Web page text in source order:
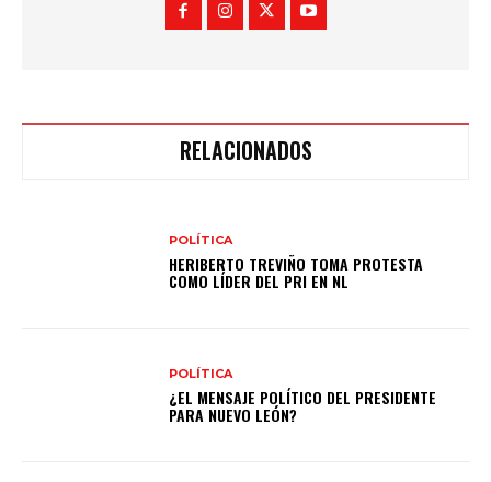
RELACIONADOS
POLÍTICA
HERIBERTO TREVIÑO TOMA PROTESTA
COMO LÍDER DEL PRI EN NL
POLÍTICA
¿EL MENSAJE POLÍTICO DEL PRESIDENTE
PARA NUEVO LEÓN?